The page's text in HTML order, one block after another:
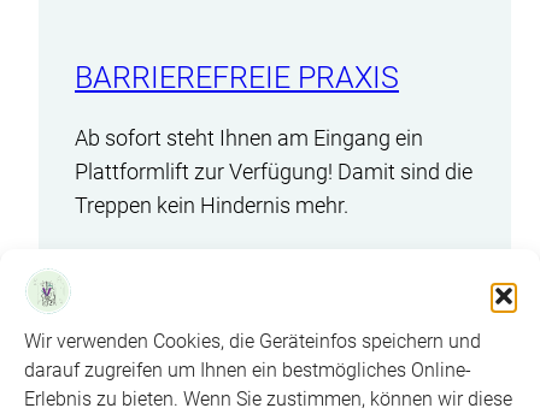
Wir verwenden Cookies, die Geräteinfos speichern und
darauf zugreifen um Ihnen ein bestmögliches Online-
Erlebnis zu bieten. Wenn Sie zustimmen, können wir diese
BARRIEREFREIE PRAXIS
Ab sofort steht Ihnen am Eingang ein
Plattformlift zur Verfügung! Damit sind die
Treppen kein Hindernis mehr.
PRAXISUMZUG